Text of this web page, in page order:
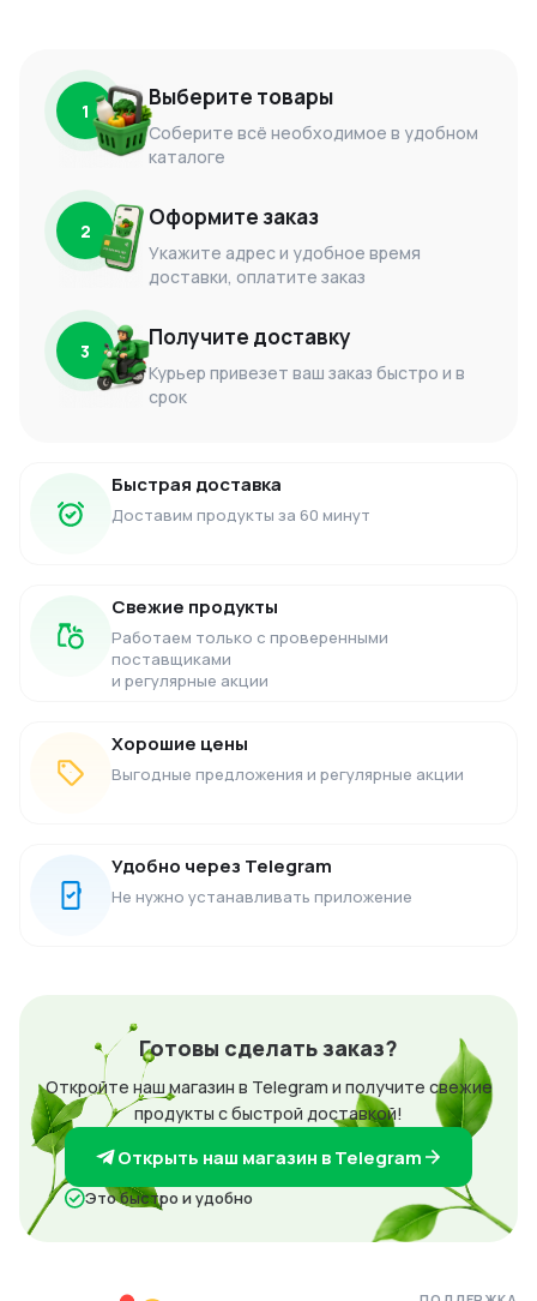
1 Выберите товары
Соберите всё необходимое в удобном
каталоге
2 Оформите заказ
Укажите адрес и удобное время
доставки, оплатите заказ
3 Получите доставку
Курьер привезет ваш заказ быстро и в
срок
Быстрая доставка
Доставим продукты за 60 минут
Свежие продукты
Работаем только с проверенными
поставщиками
и регулярные акции
Хорошие цены
Выгодные предложения и регулярные акции
Удобно через Telegram
Не нужно устанавливать приложение
Готовы сделать заказ?
Откройте наш магазин в Telegram и получите свежие
продукты с быстрой доставкой!
Открыть наш магазин в Telegram
Это быстро и удобно